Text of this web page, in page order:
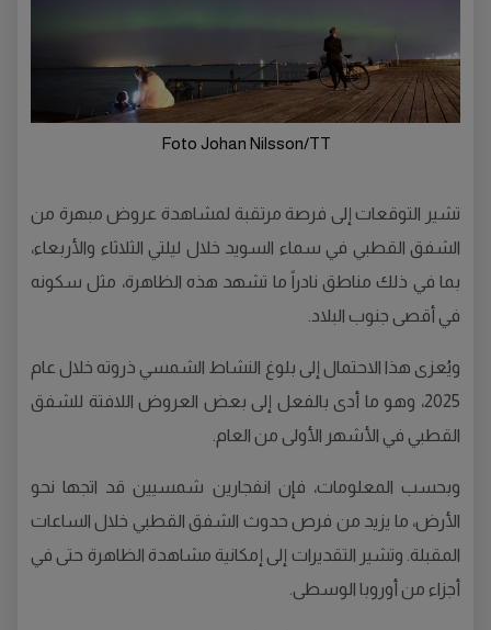
Foto Johan Nilsson/TT
تشير التوقعات إلى فرصة مرتقبة لمشاهدة عروض مبهرة من
الشفق القطبي في سماء السويد خلال ليلتي الثلاثاء والأربعاء،
بما في ذلك مناطق نادراً ما تشهد هذه الظاهرة، مثل سكونه
في أقصى جنوب البلاد.
ويُعزى هذا الاحتمال إلى بلوغ النشاط الشمسي ذروته خلال عام
2025، وهو ما أدى بالفعل إلى بعض العروض اللافتة للشفق
القطبي في الأشهر الأولى من العام.
وبحسب المعلومات، فإن انفجارين شمسيين قد اتجها نحو
الأرض، ما يزيد من فرص حدوث الشفق القطبي خلال الساعات
المقبلة. وتشير التقديرات إلى إمكانية مشاهدة الظاهرة حتى في
أجزاء من أوروبا الوسطى.